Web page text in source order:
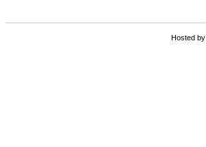
Hosted by